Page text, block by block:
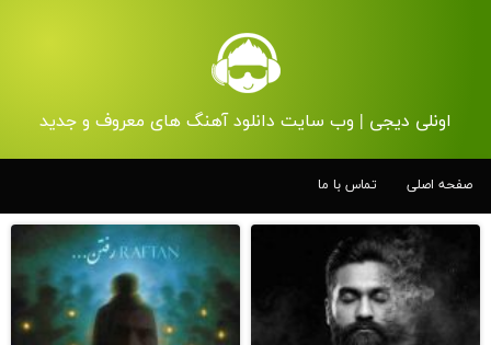
اونلی دیجی | وب سایت دانلود آهنگ های معروف و جدید
صفحه اصلی تماس با ما